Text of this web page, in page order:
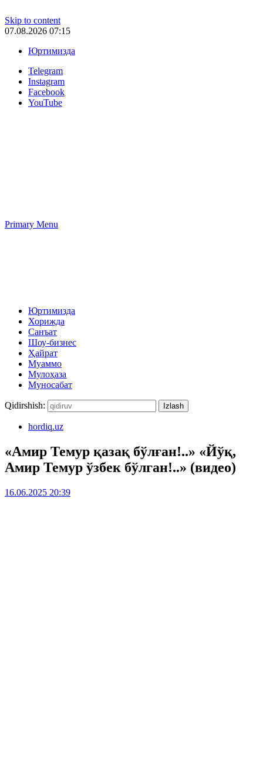
Skip to content
07.08.2026 07:15
Юртимизда
Telegram
Instagram
Facebook
YouTube
Primary Menu
Юртимизда
Хорижда
Санъат
Шоу-бизнес
Ҳайрат
Муаммо
Мулоҳаза
Муносабат
Qidirshish:
hordiq.uz
«Амир Темур қазақ бўлған!..» «Йўқ,
Амир Темур ўзбек бўлган!..» (видео)
16.06.2025 20:39